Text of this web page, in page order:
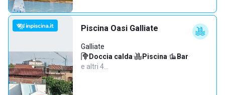
Piscina Oasi Galliate
Galliate
Doccia calda· Piscina· Bar·
e altri 4…